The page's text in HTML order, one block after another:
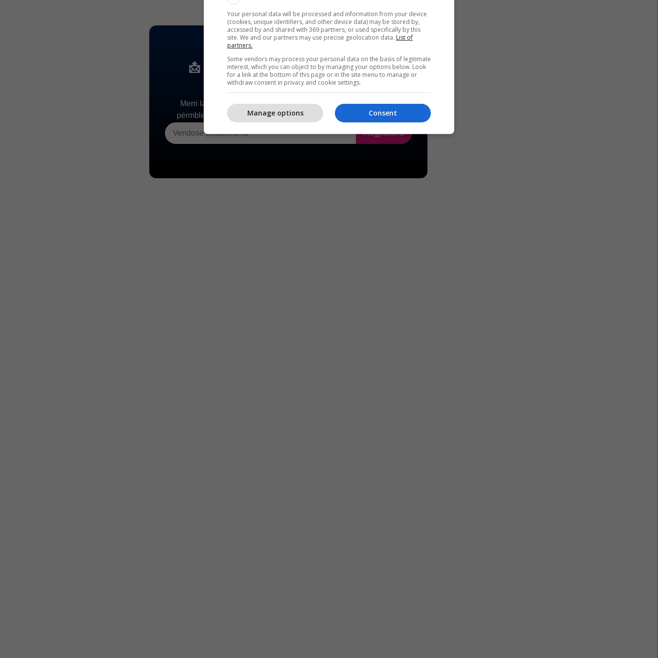
Your personal data will be processed and information from your device
(cookies, unique identifiers, and other device data) may be stored by,
accessed by and shared with 369 partners, or used specifically by this
site. We and our partners may use precise geolocation data. List of
partners.
Some vendors may process your personal data on the basis of legitimate
interest, which you can object to by managing your options below. Look
for a link at the bottom of this page or in the site menu to manage or
withdraw consent in privacy and cookie settings.
Consent
Manage options